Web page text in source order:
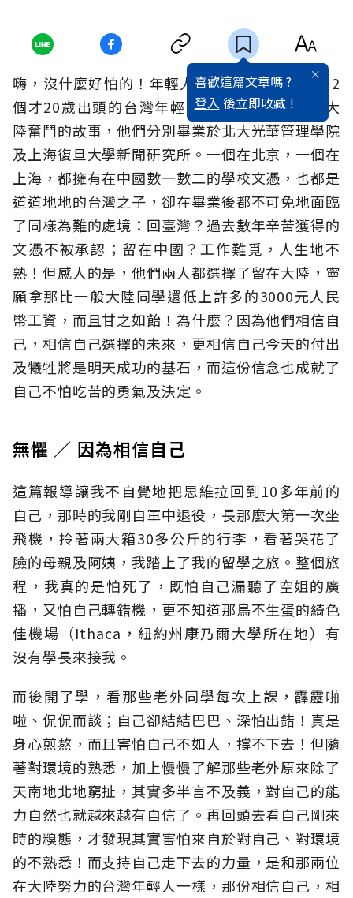
喜歡這篇文章嗎 ?
登入 後立即收藏 !
嗨，沒什麼好怕的！年輕人。前些天在報紙看到2
個才20歲出頭的台灣年輕人陳經超及范萱怡在大
陸奮鬥的故事，他們分別畢業於北大光華管理學院
及上海復旦大學新聞研究所。一個在北京，一個在
上海，都擁有在中國數一數二的學校文憑，也都是
道道地地的台灣之子，卻在畢業後都不可免地面臨
了同樣為難的處境：回臺灣？過去數年辛苦獲得的
文憑不被承認；留在中國？工作難覓，人生地不
熟！但感人的是，他們兩人都選擇了留在大陸，寧
願拿那比一般大陸同學還低上許多的3000元人民
幣工資，而且甘之如飴！為什麼？因為他們相信自
己，相信自己選擇的未來，更相信自己今天的付出
及犧牲將是明天成功的基石，而這份信念也成就了
自己不怕吃苦的勇氣及決定。
無懼 ∕ 因為相信自己
這篇報導讓我不自覺地把思維拉回到10多年前的
自己，那時的我剛自軍中退役，長那麼大第一次坐
飛機，拎著兩大箱30多公斤的行李，看著哭花了
臉的母親及阿姨，我踏上了我的留學之旅。整個旅
程，我真的是怕死了，既怕自己漏聽了空姐的廣
播，又怕自己轉錯機，更不知道那鳥不生蛋的綺色
佳機場（Ithaca，紐約州康乃爾大學所在地）有
沒有學長來接我。
而後開了學，看那些老外同學每次上課，霹靂啪
啦、侃侃而談；自己卻結結巴巴、深怕出錯！真是
身心煎熬，而且害怕自己不如人，撐不下去！但隨
著對環境的熟悉，加上慢慢了解那些老外原來除了
天南地北地窮扯，其實多半言不及義，對自己的能
力自然也就越來越有自信了。再回頭去看自己剛來
時的糗態，才發現其實害怕來自於對自己、對環境
的不熟悉！而支持自己走下去的力量，是和那兩位
在大陸努力的台灣年輕人一樣，那份相信自己，相